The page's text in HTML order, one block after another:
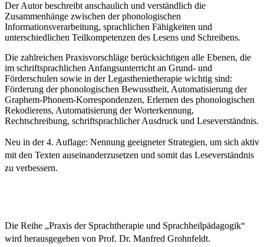
Der Autor beschreibt anschaulich und verständlich die
Zusammenhänge zwischen der phonologischen
Informationsverarbeitung, sprachlichen Fähigkeiten und
unterschiedlichen Teilkompetenzen des Lesens und Schreibens.
Die zahlreichen Praxisvorschläge berücksichtigen alle Ebenen, die
im schriftsprachlichen Anfangsunterricht an Grund- und
Förderschulen sowie in der Legasthenietherapie wichtig sind:
Förderung der phonologischen Bewusstheit, Automatisierung der
Graphem-Phonem-Korrespondenzen, Erlernen des phonologischen
Rekodierens, Automatisierung der Worterkennung,
Rechtschreibung, schriftsprachlicher Ausdruck und Leseverständnis.
Neu in der 4. Auflage: Nennung geeigneter Strategien, um sich aktiv
mit den Texten auseinanderzusetzen und somit das Leseverständnis
zu verbessern.
Die Reihe „Praxis der Sprachtherapie und Sprachheilpädagogik“
wird herausgegeben von Prof. Dr. Manfred Grohnfeldt.